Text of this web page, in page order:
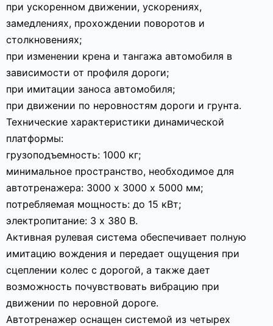
при ускоренном движении, ускорениях,
замедлениях, прохождении поворотов и
столкновениях;
при изменении крена и тангажа автомобиля в
зависимости от профиля дороги;
при имитации заноса автомобиля;
при движении по неровностям дороги и грунта.
Технические характеристики динамической
платформы:
грузоподъемность: 1000 кг;
минимальное пространство, необходимое для
автотренажера: 3000 х 3000 х 5000 мм;
потребляемая мощность: до 15 кВт;
электропитание: 3 х 380 В.
Активная рулевая система обеспечивает полную
имитацию вождения и передает ощущения при
сцеплении колес с дорогой, а также дает
возможность почувствовать вибрацию при
движении по неровной дороге.
Автотренажер оснащен системой из четырех